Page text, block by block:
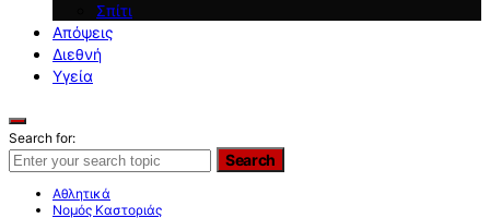
Σπίτι
Απόψεις
Διεθνή
Υγεία
Search for:
Search
Αθλητικά
Νομός Καστοριάς